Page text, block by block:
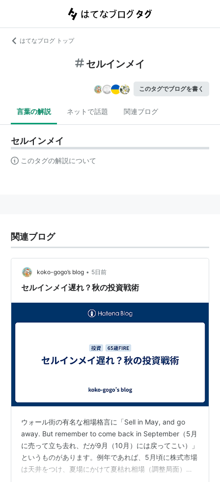
はてなブログ トップ
セルインメイ
このタグでブログを書く
言葉の解説 ネットで話題 関連ブログ
セルインメイ
このタグの解説について
関連ブログ
koko-gogo’s blog • 5日前
セルインメイ遅れ？秋の投資戦術
ウォール街の有名な相場格言に「Sell in May, and go
away. But remember to come back in September（5月
に売って立ち去れ、だが9月（10月）には戻ってこい）」
というものがあります。例年であれば、5月頃に株式市場
は天井をつけ、夏場にかけて夏枯れ相場（調整局面）に